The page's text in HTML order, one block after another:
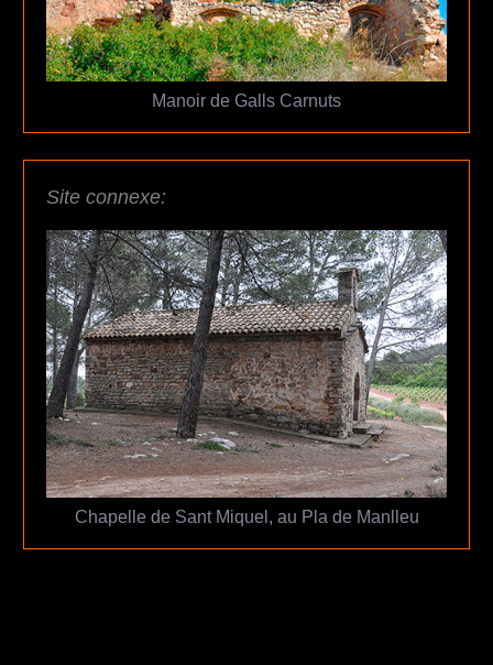
Manoir de Galls Carnuts
Site connexe:
Chapelle de Sant Miquel, au Pla de Manlleu